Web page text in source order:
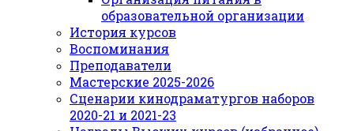
образовательной организации
История курсов
Воспоминания
Преподаватели
Мастерские 2025-2026
Сценарии кинодраматургов наборов
2020-21 и 2021-23